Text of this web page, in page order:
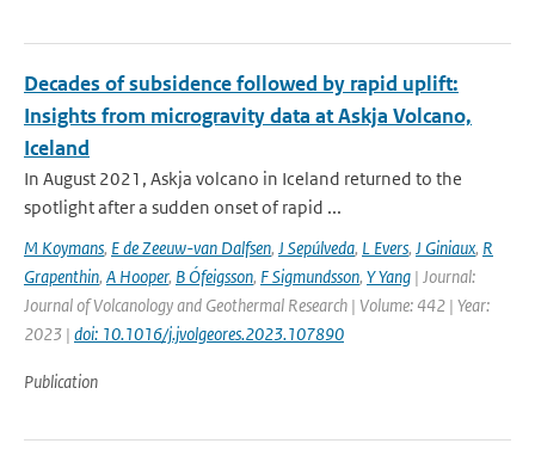
Decades of subsidence followed by rapid uplift:
Insights from microgravity data at Askja Volcano,
Iceland
In August 2021, Askja volcano in Iceland returned to the
spotlight after a sudden onset of rapid ...
M Koymans, E de Zeeuw-van Dalfsen, J Sepúlveda, L Evers, J Giniaux, R
Grapenthin, A Hooper, B Ófeigsson, F Sigmundsson, Y Yang | Journal:
Journal of Volcanology and Geothermal Research | Volume: 442 | Year:
2023 | doi: 10.1016/j.jvolgeores.2023.107890
Publication